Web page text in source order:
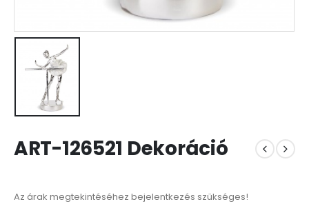
ART-126521 Dekoráció
Az árak megtekintéséhez bejelentkezés szükséges!